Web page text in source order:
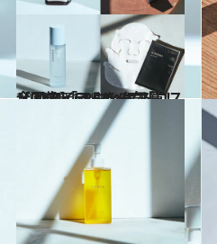
2021.12.14
【画像】CREAベストコスメ2021「スキンケア篇」全27アイテムを一気見！
ビューティ＆ヘルス